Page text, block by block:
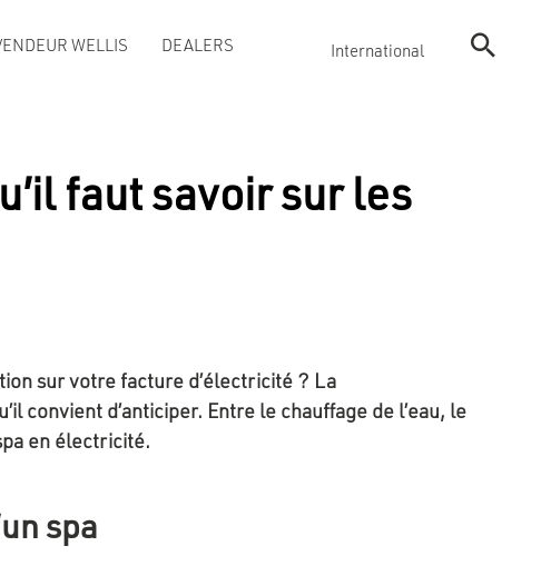
WELLIS DEALERS International
faut savoir sur les
sur votre facture d’électricité ? La
convient d’anticiper. Entre le chauffage de l’eau, le
en électricité.
spa